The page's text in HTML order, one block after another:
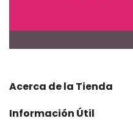
Acerca de la Tienda
Información Útil